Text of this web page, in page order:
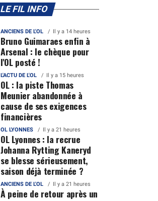
LE FIL INFO
ANCIENS DE L'OL Il y a 14 heures
Bruno Guimaraes enfin à
Arsenal : le chèque pour
l'OL posté !
L'ACTU DE L'OL Il y a 15 heures
OL : la piste Thomas
Meunier abandonnée à
cause de ses exigences
financières
OL LYONNES Il y a 21 heures
OL Lyonnes : la recrue
Johanna Rytting Kaneryd
se blesse sérieusement,
saison déjà terminée ?
ANCIENS DE L'OL Il y a 21 heures
À peine de retour après un